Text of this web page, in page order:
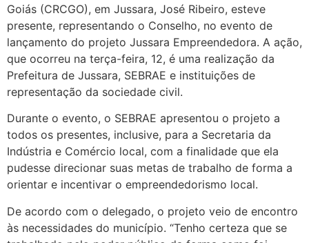
Goiás (CRCGO), em Jussara, José Ribeiro, esteve
presente, representando o Conselho, no evento de
lançamento do projeto Jussara Empreendedora. A ação,
que ocorreu na terça-feira, 12, é uma realização da
Prefeitura de Jussara, SEBRAE e instituições de
representação da sociedade civil.
Durante o evento, o SEBRAE apresentou o projeto a
todos os presentes, inclusive, para a Secretaria da
Indústria e Comércio local, com a finalidade que ela
pudesse direcionar suas metas de trabalho de forma a
orientar e incentivar o empreendedorismo local.
De acordo com o delegado, o projeto veio de encontro
às necessidades do município. “Tenho certeza que se